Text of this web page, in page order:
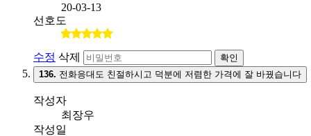
20-03-13
선호도
수정 삭제
확인
136. 전화응대도 친절하시고 덕분에 저렴한 가격에 잘 바꿨습니다
작성자
최장우
작성일